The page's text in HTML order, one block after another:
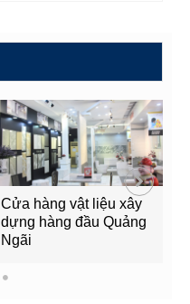
Cửa hàng vật liệu xây
dựng hàng đầu Quảng
Ngãi
3